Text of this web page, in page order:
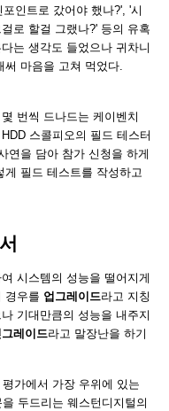
인트로 갔어야 했나?', '시
로 할걸 그랬나?' 등의 유혹
는 생각도 들었으나 귀차니
써 마음을 고쳐 먹었다.
번씩 드나드는 케이벤치
스콜피오의 필드 테스터
연을 담아 참가 신청을 하게
필드 테스트를 작성하고
시스템의 성능을 떨어지게
경우를 업그레이드라고 지칭
기대만큼의 성능을 내주지
그레이드라고 말장난을 하기
가에서 가장 우위에 있는
두드리는 웨스턴디지털의